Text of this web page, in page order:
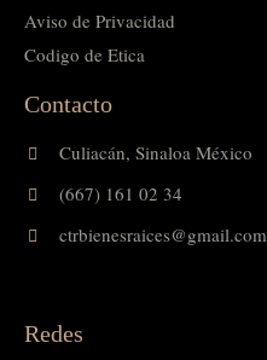
Aviso de Privacidad
Codigo de Etica
Contacto
Culiacán, Sinaloa México
(667) 161 02 34
ctrbienesraices@gmail.com
Redes